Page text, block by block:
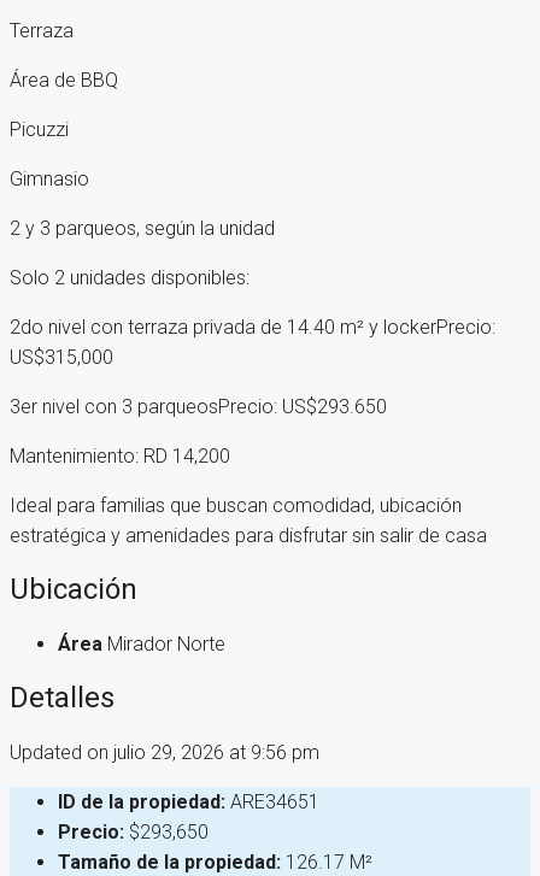
Terraza
Área de BBQ
Picuzzi
Gimnasio
2 y 3 parqueos, según la unidad
Solo 2 unidades disponibles:
2do nivel con terraza privada de 14.40 m² y lockerPrecio:
US$315,000
3er nivel con 3 parqueosPrecio: US$293.650
Mantenimiento: RD 14,200
Ideal para familias que buscan comodidad, ubicación
estratégica y amenidades para disfrutar sin salir de casa
Ubicación
Área Mirador Norte
Detalles
Updated on julio 29, 2026 at 9:56 pm
ID de la propiedad: ARE34651
Precio: $293,650
Tamaño de la propiedad: 126.17 M²